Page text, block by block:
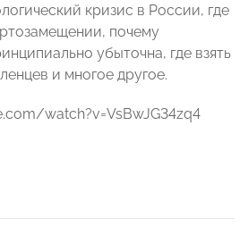
кризис в России, где
почему
убыточна, где взять
и многое другое.
watch?v=VsBwJG34zq4